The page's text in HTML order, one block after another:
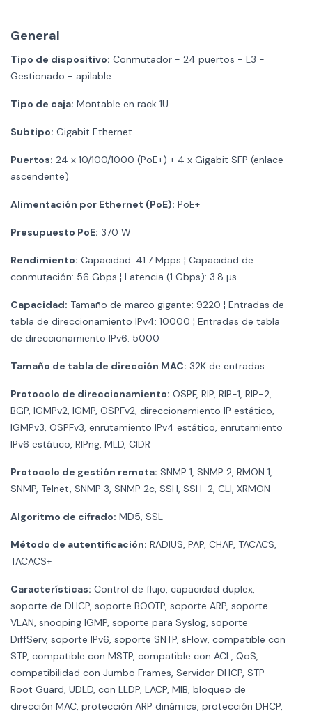
General
Tipo de dispositivo: Conmutador - 24 puertos - L3 -
Gestionado - apilable
Tipo de caja: Montable en rack 1U
Subtipo: Gigabit Ethernet
Puertos: 24 x 10/100/1000 (PoE+) + 4 x Gigabit SFP (enlace
ascendente)
Alimentación por Ethernet (PoE): PoE+
Presupuesto PoE: 370 W
Rendimiento: Capacidad: 41.7 Mpps ¦ Capacidad de
conmutación: 56 Gbps ¦ Latencia (1 Gbps): 3.8 µs
Capacidad: Tamaño de marco gigante: 9220 ¦ Entradas de
tabla de direccionamiento IPv4: 10000 ¦ Entradas de tabla
de direccionamiento IPv6: 5000
Tamaño de tabla de dirección MAC: 32K de entradas
Protocolo de direccionamiento: OSPF, RIP, RIP-1, RIP-2,
BGP, IGMPv2, IGMP, OSPFv2, direccionamiento IP estático,
IGMPv3, OSPFv3, enrutamiento IPv4 estático, enrutamiento
IPv6 estático, RIPng, MLD, CIDR
Protocolo de gestión remota: SNMP 1, SNMP 2, RMON 1,
SNMP, Telnet, SNMP 3, SNMP 2c, SSH, SSH-2, CLI, XRMON
Algoritmo de cifrado: MD5, SSL
Método de autentificación: RADIUS, PAP, CHAP, TACACS,
TACACS+
Características: Control de flujo, capacidad duplex,
soporte de DHCP, soporte BOOTP, soporte ARP, soporte
VLAN, snooping IGMP, soporte para Syslog, soporte
DiffServ, soporte IPv6, soporte SNTP, sFlow, compatible con
STP, compatible con MSTP, compatible con ACL, QoS,
compatibilidad con Jumbo Frames, Servidor DHCP, STP
Root Guard, UDLD, con LLDP, LACP, MIB, bloqueo de
dirección MAC, protección ARP dinámica, protección DHCP,